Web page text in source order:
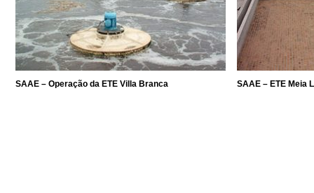
SAAE – Operação da ETE Villa Branca SAAE – ETE Meia